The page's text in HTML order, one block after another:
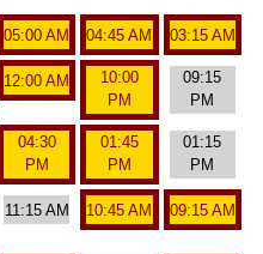
05:00 AM 04:45 AM 03:15 AM
12:00 AM
10:00
PM
09:15
PM
04:30
PM
01:45
PM
01:15
PM
11:15 AM 10:45 AM 09:15 AM